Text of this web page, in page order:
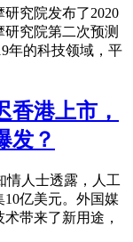
究院发布了2020
究院第二次预测
年的科技领域，平
香港上市，
发？
情人士透露，人工
亿美元。外国媒
带来了新用途，